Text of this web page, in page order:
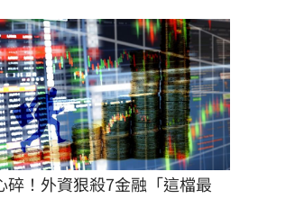
碎！外資狠殺7金融「這檔最